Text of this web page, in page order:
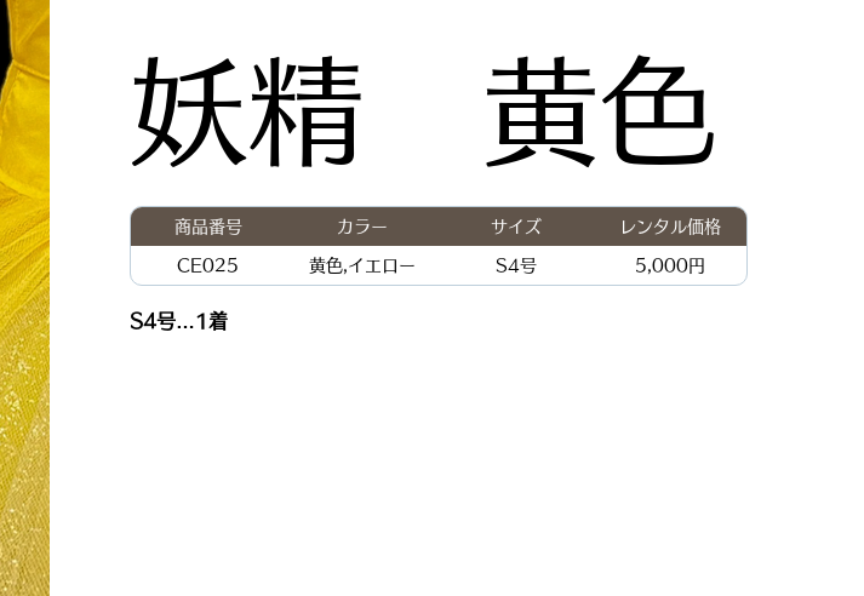
妖精 黄色
商品番号 カラー サイズ レンタル価格
CE025 黄色,イエロー S4号 5,000円
S4号…1着